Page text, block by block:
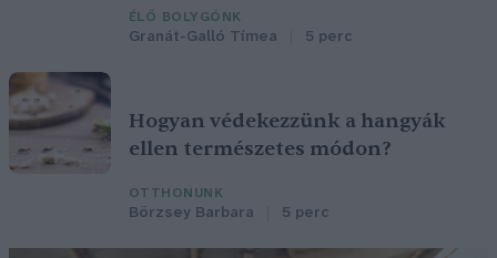
ÉLŐ BOLYGÓNK
Granát-Galló Tímea 5 perc
Hogyan védekezzünk a hangyák
ellen természetes módon?
OTTHONUNK
Börzsey Barbara 5 perc